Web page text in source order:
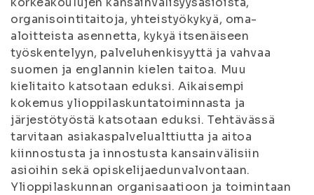
organisointitaitoja, yhteistyökykyä, oma-
aloitteista asennetta, kykyä itsenäiseen
työskentelyyn, palveluhenkisyyttä ja vahvaa
suomen ja englannin kielen taitoa. Muu
kielitaito katsotaan eduksi. Aikaisempi
kokemus ylioppilaskuntatoiminnasta ja
järjestötyöstä katsotaan eduksi. Tehtävässä
tarvitaan asiakaspalvelualttiutta ja aitoa
kiinnostusta ja innostusta kansainvälisiin
asioihin sekä opiskelijaedunvalvontaan.
Ylioppilaskunnan organisaatioon ja toimintaan